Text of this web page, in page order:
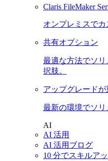
Claris FileMaker
オンプレミスでカ
共有オプション
最適な方法でソ
択肢。
アップグレード
最新の環境でソリ
AI
AI 活用
AI 活用ブログ
10 分でスキルア